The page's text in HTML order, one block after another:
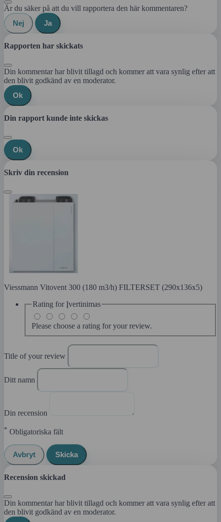
Är du säker på att du vill rapportera den här kommentaren?
Nej
Ja
Rapporten har skickats
Din kommentar har blivit tillagd och kommer att vara synlig efter att
den blivit godkänd av en moderator.
Ok
Din rapport kunde inte skickas
Ok
Skriv din recension
Viessmann Vitovent 300 (180 m3/h) FILTERSET (290x136x5)
Rating for Įvertinimas
Please choose a rating for your review.
Title of your review
Ditt namn
Din recension
* Obligatoriska fält
Avbryt Skicka
Recension skickad
Din kommentar har blivit tillagd och kommer att vara synlig efter att
den blivit godkänd av en moderator.